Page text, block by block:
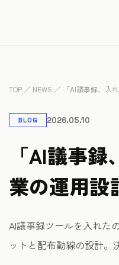
TOP ／ NEWS ／ 「AI議事録、入
BLOG 2026.05.10
「AI議事
業の運用設
AI議事録ツールを入れた
ットと配布動線の設計